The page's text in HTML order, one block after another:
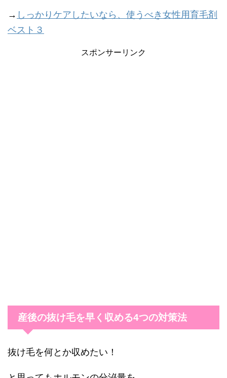
→ しっかりケアしたいなら、使うべき女性用育毛剤
ベスト３
スポンサーリンク
産後の抜け毛を早く収める4つの対策法
抜け毛を何とか収めたい！